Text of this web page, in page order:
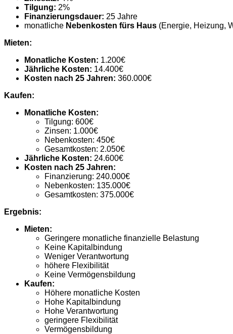
Tilgung: 2%
Finanzierungsdauer: 25 Jahre
monatliche Nebenkosten fürs Haus (Energie, Heizung,
Mieten:
Monatliche Kosten: 1.200€
Jährliche Kosten: 14.400€
Kosten nach 25 Jahren: 360.000€
Kaufen:
Monatliche Kosten:
Tilgung: 600€
Zinsen: 1.000€
Nebenkosten: 450€
Gesamtkosten: 2.050€
Jährliche Kosten: 24.600€
Kosten nach 25 Jahren:
Finanzierung: 240.000€
Nebenkosten: 135.000€
Gesamtkosten: 375.000€
Ergebnis:
Mieten:
Geringere monatliche finanzielle Belastung
Keine Kapitalbindung
Weniger Verantwortung
höhere Flexibilität
Keine Vermögensbildung
Kaufen:
Höhere monatliche Kosten
Hohe Kapitalbindung
Hohe Verantwortung
geringere Flexibilität
Vermögensbildung